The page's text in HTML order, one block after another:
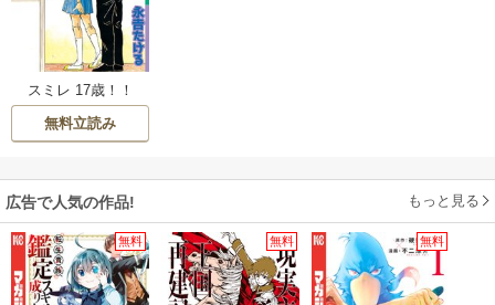
スミレ 17歳！！
無料立読み
広告で人気の作品! もっと見る
無料 無料 無料